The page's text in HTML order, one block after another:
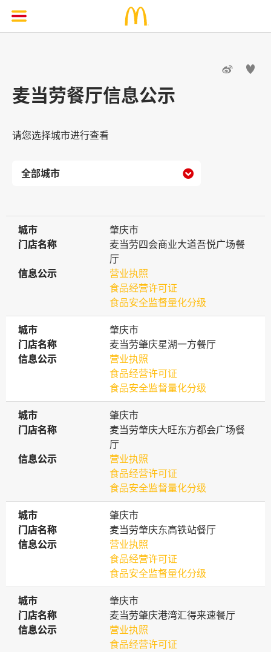
 
麦当劳餐厅信息公示
请您选择城市进行查看

城市
城市
肇庆市
门店名称
门店名称
麦当劳四会商业大道吾悦广场餐
厅
信息公示
信息公示
营业执照
食品经营许可证
食品安全监督量化分级
城市
城市
肇庆市
门店名称
门店名称
麦当劳肇庆星湖一方餐厅
信息公示
信息公示
营业执照
食品经营许可证
食品安全监督量化分级
城市
城市
肇庆市
门店名称
门店名称
麦当劳肇庆大旺东方都会广场餐
厅
信息公示
信息公示
营业执照
食品经营许可证
食品安全监督量化分级
城市
城市
肇庆市
门店名称
门店名称
麦当劳肇庆东高铁站餐厅
信息公示
信息公示
营业执照
食品经营许可证
食品安全监督量化分级
城市
城市
肇庆市
门店名称
门店名称
麦当劳肇庆港湾汇得来速餐厅
信息公示
信息公示
营业执照
食品经营许可证